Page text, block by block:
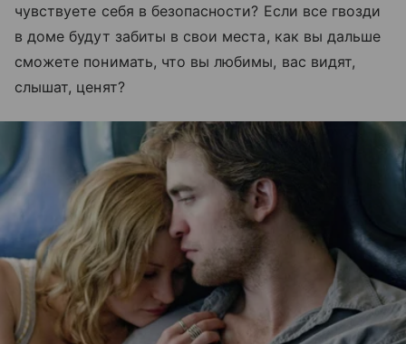
чувствуете себя в безопасности? Если все гвозди
в доме будут забиты в свои места, как вы дальше
сможете понимать, что вы любимы, вас видят,
слышат, ценят?